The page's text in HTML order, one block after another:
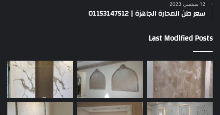
12 سبتمبر، 2023
سعر طن المحارة الجاهزة | 01153147512
Last Modified Posts